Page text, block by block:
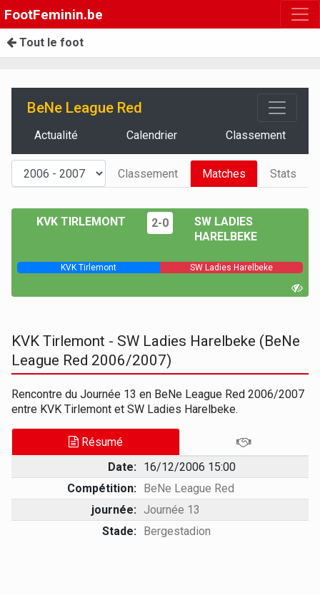
FootFeminin.be
Tout le foot
BeNe League Red
Actualité Calendrier Classement
Classement Matches Stats
KVK TIRLEMONT 2-0
SW LADIES
HARELBEKE
KVK Tirlemont SW Ladies Harelbeke
KVK Tirlemont - SW Ladies Harelbeke (BeNe
League Red 2006/2007)
Rencontre du Journée 13 en BeNe League Red 2006/2007
entre KVK Tirlemont et SW Ladies Harelbeke.
Résumé
Date: 16/12/2006 15:00
Compétition: BeNe League Red
journée: Journée 13
Stade: Bergestadion